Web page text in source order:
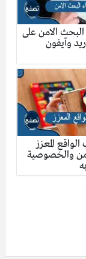
البحث الامن على
وآيفون
المعزز
والخصوصية